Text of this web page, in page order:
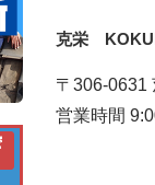
克栄
〒306-0631
営業時間